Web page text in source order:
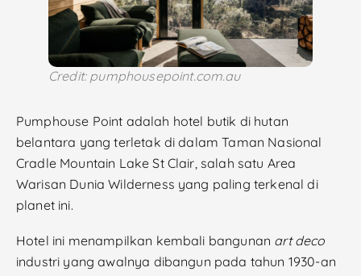
Credit: pumphousepoint.com.au
Pumphouse Point adalah hotel butik di hutan
belantara yang terletak di dalam Taman Nasional
Cradle Mountain Lake St Clair, salah satu Area
Warisan Dunia Wilderness yang paling terkenal di
planet ini.
Hotel ini menampilkan kembali bangunan art deco
industri yang awalnya dibangun pada tahun 1930-an